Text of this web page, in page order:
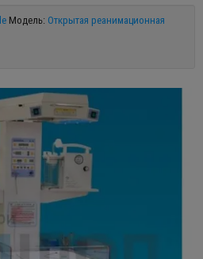
Модель: Открытая реанимационная